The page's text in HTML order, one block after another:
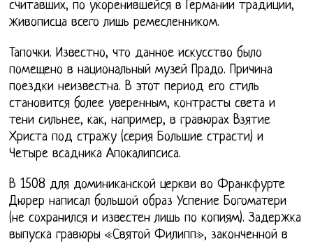
считавших, по укоренившейся в Германии традиции,
живописца всего лишь ремесленником.
Тапочки. Известно, что данное искусство было
помещено в национальный музей Прадо. Причина
поездки неизвестна. В этот период его стиль
становится более уверенным, контрасты света и
тени сильнее, как, например, в гравюрах Взятие
Христа под стражу (серия Большие страсти) и
Четыре всадника Апокалипсиса.
В 1508 для доминиканской церкви во Франкфурте
Дюрер написал большой образ Успение Богоматери
(не сохранился и известен лишь по копиям). Задержка
выпуска гравюры «Святой Филипп», законченной в